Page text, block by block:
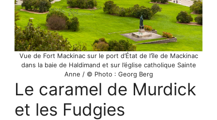
Vue de Fort Mackinac sur le port d’État de l’île de Mackinac
dans la baie de Haldimand et sur l’église catholique Sainte
Anne / © Photo : Georg Berg
Le caramel de Murdick
et les Fudgies